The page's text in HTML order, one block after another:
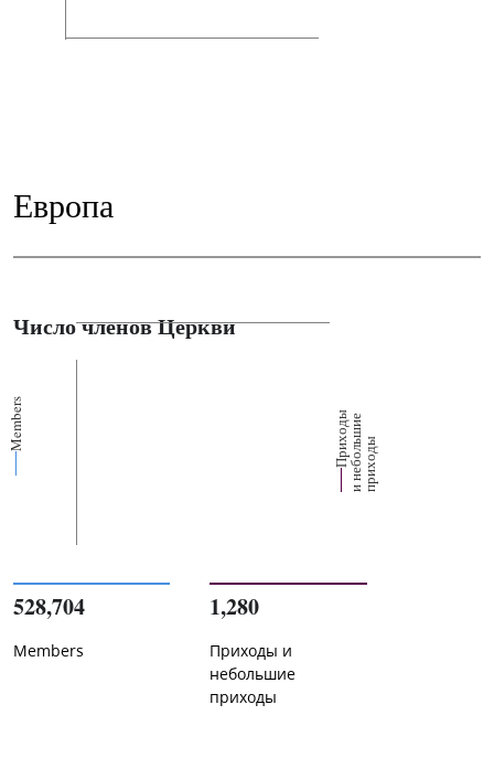
Европа
Число членов Церкви
Members П
р
их
о
д
ы
и
н
е
б
о
ль
ш
ие
п
р
и
х
о
ды
528,704
Members
1,280
Приходы и
небольшие
приходы